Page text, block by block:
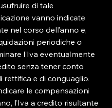
di tale
vanno indicate
nel corso dell’anno e,
periodiche o
l’Iva eventualmente
senza tener conto
rettifica e di conguaglio.
le compensazioni
l’Iva a credito risultante